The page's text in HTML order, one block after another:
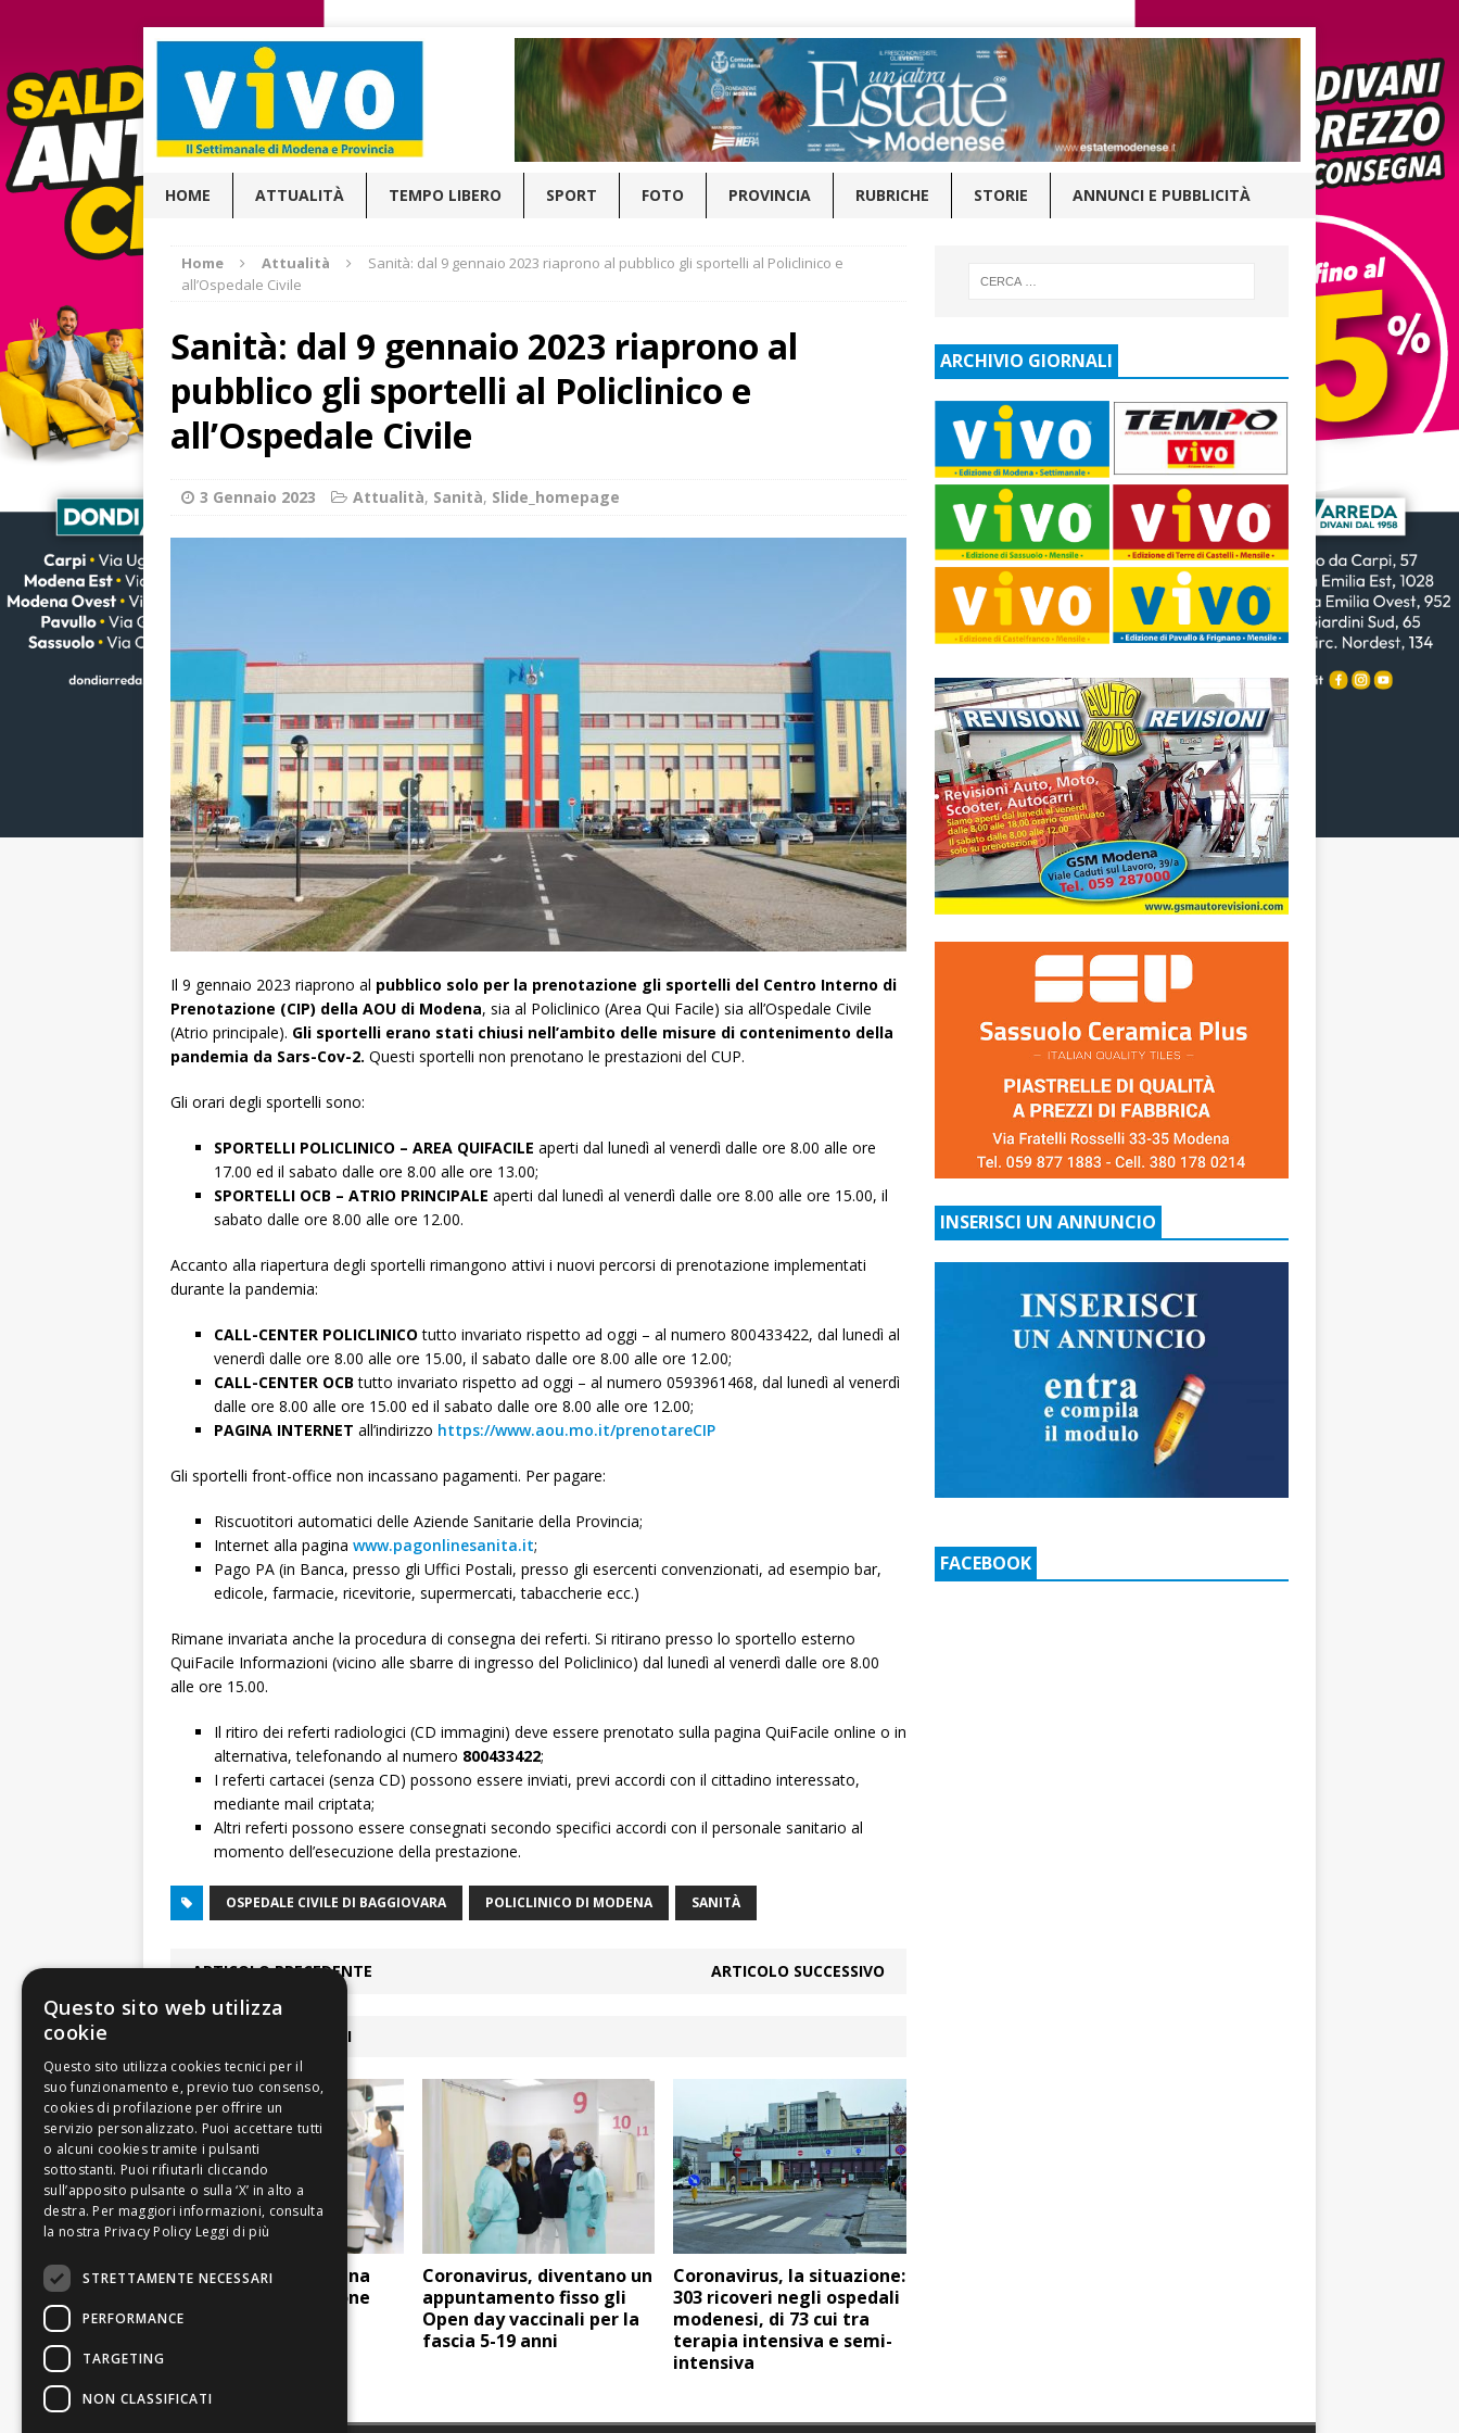
HOME ATTUALITÀ TEMPO LIBERO SPORT FOTO PROVINCIA RUBRICHE STORIE ANNUNCI E PUBBLICITÀ
Home Attualità
Sanità: dal 9 gennaio 2023 riaprono al pubblico gli sportelli al Policlinico e
all’Ospedale Civile
Sanità: dal 9 gennaio 2023 riaprono al
pubblico gli sportelli al Policlinico e
all’Ospedale Civile
3 Gennaio 2023 Attualità, Sanità, Slide_homepage
Il 9 gennaio 2023 riaprono al pubblico solo per la prenotazione gli sportelli del Centro Interno di
Prenotazione (CIP) della AOU di Modena, sia al Policlinico (Area Qui Facile) sia all’Ospedale Civile
(Atrio principale). Gli sportelli erano stati chiusi nell’ambito delle misure di contenimento della
pandemia da Sars-Cov-2. Questi sportelli non prenotano le prestazioni del CUP.
Gli orari degli sportelli sono:
SPORTELLI POLICLINICO – AREA QUIFACILE aperti dal lunedì al venerdì dalle ore 8.00 alle ore
17.00 ed il sabato dalle ore 8.00 alle ore 13.00;
SPORTELLI OCB – ATRIO PRINCIPALE aperti dal lunedì al venerdì dalle ore 8.00 alle ore 15.00, il
sabato dalle ore 8.00 alle ore 12.00.
Accanto alla riapertura degli sportelli rimangono attivi i nuovi percorsi di prenotazione implementati
durante la pandemia:
CALL-CENTER POLICLINICO tutto invariato rispetto ad oggi – al numero 800433422, dal lunedì al
venerdì dalle ore 8.00 alle ore 15.00, il sabato dalle ore 8.00 alle ore 12.00;
CALL-CENTER OCB tutto invariato rispetto ad oggi – al numero 0593961468, dal lunedì al venerdì
dalle ore 8.00 alle ore 15.00 ed il sabato dalle ore 8.00 alle ore 12.00;
PAGINA INTERNET all’indirizzo https://www.aou.mo.it/prenotareCIP
Gli sportelli front-office non incassano pagamenti. Per pagare:
Riscuotitori automatici delle Aziende Sanitarie della Provincia;
Internet alla pagina www.pagonlinesanita.it;
Pago PA (in Banca, presso gli Uffici Postali, presso gli esercenti convenzionati, ad esempio bar,
edicole, farmacie, ricevitorie, supermercati, tabaccherie ecc.)
Rimane invariata anche la procedura di consegna dei referti. Si ritirano presso lo sportello esterno
QuiFacile Informazioni (vicino alle sbarre di ingresso del Policlinico) dal lunedì al venerdì dalle ore 8.00
alle ore 15.00.
Il ritiro dei referti radiologici (CD immagini) deve essere prenotato sulla pagina QuiFacile online o in
alternativa, telefonando al numero 800433422;
I referti cartacei (senza CD) possono essere inviati, previ accordi con il cittadino interessato,
mediante mail criptata;
Altri referti possono essere consegnati secondo specifici accordi con il personale sanitario al
momento dell’esecuzione della prestazione.
OSPEDALE CIVILE DI BAGGIOVARA POLICLINICO DI MODENA SANITÀ
ARTICOLO PRECEDENTE ARTICOLO SUCCESSIVO
ARTICOLI COLLEGATI
Liste d’attesa: Modena
maglia nera in regione
Coronavirus, diventano un
appuntamento fisso gli
Open day vaccinali per la
fascia 5-19 anni
Coronavirus, la situazione:
303 ricoveri negli ospedali
modenesi, di 73 cui tra
terapia intensiva e semi-
intensiva
ARCHIVIO GIORNALI
INSERISCI UN ANNUNCIO
FACEBOOK
Questo sito web utilizza
cookie
Leggi di più
STRETTAMENTE NECESSARI
PERFORMANCE
TARGETING
NON CLASSIFICATI